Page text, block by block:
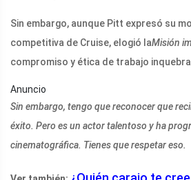
Sin embargo, aunque Pitt expresó su
competitiva de Cruise, elogió laMisión
compromiso y ética de trabajo
Anuncio
Sin embargo, tengo que reconocer que
éxito. Pero es un actor talentoso y ha
cinematográfica. Tienes que respetar eso.